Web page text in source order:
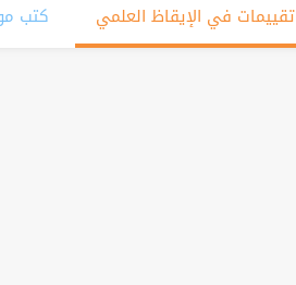
تقييمات في الإيقاظ العلمي كتب